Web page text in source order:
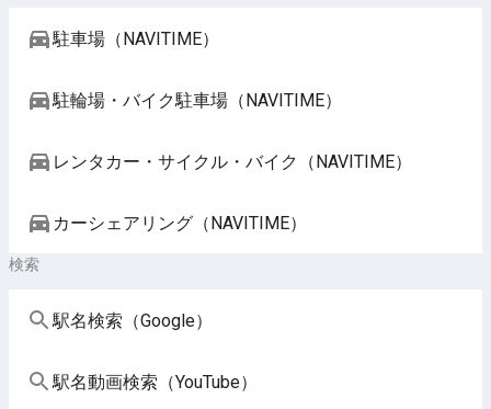
駐車場（NAVITIME）
駐輪場・バイク駐車場（NAVITIME）
レンタカー・サイクル・バイク（NAVITIME）
カーシェアリング（NAVITIME）
検索
駅名検索（Google）
駅名動画検索（YouTube）